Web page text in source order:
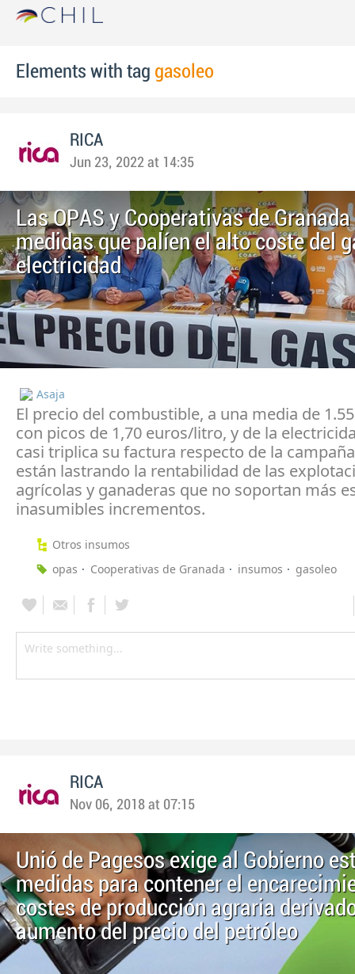
Elements with tag gasoleo
RICA
Jun 23, 2022 at 14:35
Las OPAS y Cooperativas de
medidas que palíen el alto coste del
electricidad
Asaja
El precio del combustible, a una media de
con picos de 1,70 euros/litro, y de la
casi triplica su factura respecto de la
están lastrando la rentabilidad de las
agrícolas y ganaderas que no soportan más
inasumibles incrementos.
Otros insumos
opas
Cooperativas de Granada insumos gasoleo
RICA
Nov 06, 2018 at 07:15
Unió de Pagesos exige al Gobierno
medidas para contener el
costes de producción agraria
aumento del precio del petróleo